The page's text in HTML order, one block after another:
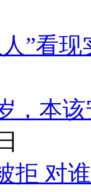
”看
，本
拒 对